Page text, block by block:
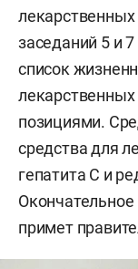
заседаний 5 и
список
позициями.
средства для
гепатита С и
примет